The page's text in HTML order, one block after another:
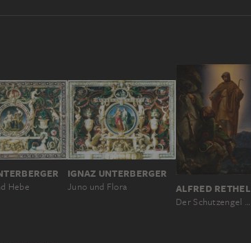
Hebe
IGNAZ UNTERBERGER
Juno und Flora ALFRED RETHEL
Der Schutzengel rettet Kaiser Maximilian aus der Martinswand